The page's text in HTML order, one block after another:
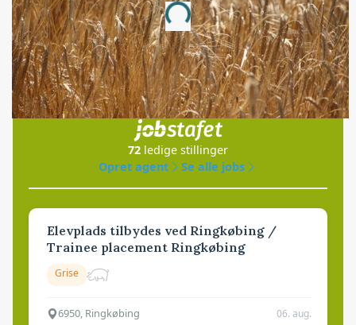
Loading...
Jobs
i samarbejde med
72 ledige stillinger
Opret agent
Se alle jobs
Elevplads tilbydes ved Ringkøbing /
Trainee placement Ringkøbing
Grise
6950, Ringkøbing 06. aug.